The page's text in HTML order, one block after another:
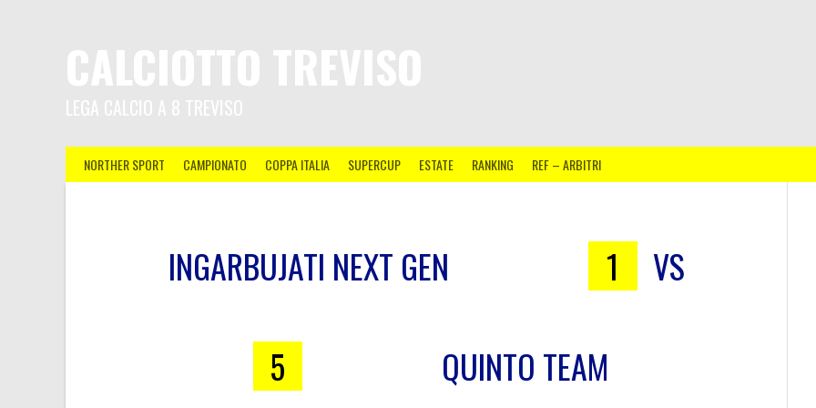
NORTHER SPORT CAMPIONATO COPPA ITALIA SUPERCUP ESTATE RANKING REF – ARBITRI
INGARBUJATI NEXT GEN 1 VS
5 QUINTO TEAM